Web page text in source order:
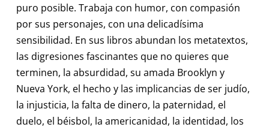
puro posible. Trabaja con humor, con compasión
por sus personajes, con una delicadísima
sensibilidad. En sus libros abundan los metatextos,
las digresiones fascinantes que no quieres que
terminen, la absurdidad, su amada Brooklyn y
Nueva York, el hecho y las implicancias de ser judío,
la injusticia, la falta de dinero, la paternidad, el
duelo, el béisbol, la americanidad, la identidad, los